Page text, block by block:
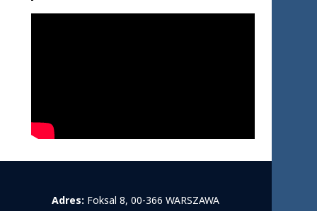
Adres: Foksal 8, 00-366 WARSZAWA